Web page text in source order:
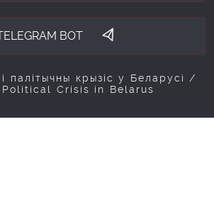
BOT
палітычны крызіс у Беларусі /
Crisis in Belarus